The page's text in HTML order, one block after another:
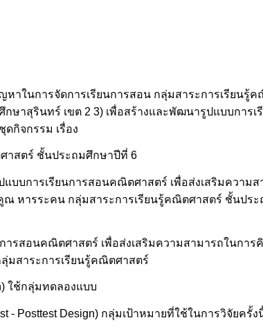
หาในการจัดการเรียนการสอน กลุ่มสาระการเรียน
ษาสุรินทร์ เขต 2 3) เพื่อสร้างและพัฒนารูปแบบการ
ดกิจกรรม เรื่อง
าสตร์ ชั้นประถมศึกษาปีที่ 6
บบการเรียนการสอนคณิตศาสตร์ เพื่อส่งเสริมความ
ณ หารระคน กลุ่มสาระการเรียนรู้คณิตศาสตร์ ชั้นประ
รสอนคณิตศาสตร์ เพื่อส่งเสริมความสามารถในการ
มสาระการเรียนรู้คณิตศาสตร์
ใช้กลุ่มทดลองแบบ
- Posttest Design) กลุ่มเป้าหมายที่ใช้ในการวิจัยครั้